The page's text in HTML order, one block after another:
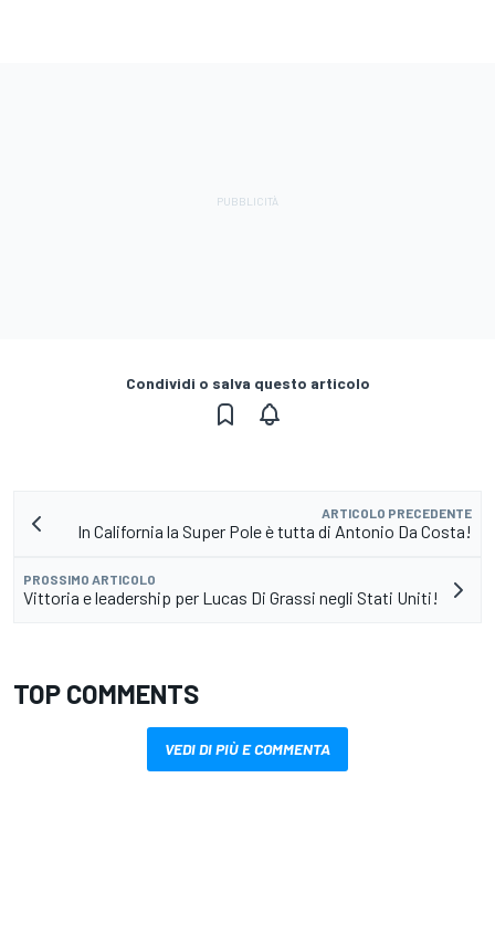
Condividi o salva questo articolo
ARTICOLO PRECEDENTE
In California la Super Pole è tutta di Antonio Da Costa!
PROSSIMO ARTICOLO
Vittoria e leadership per Lucas Di Grassi negli Stati Uniti!
TOP COMMENTS
VEDI DI PIÙ E COMMENTA